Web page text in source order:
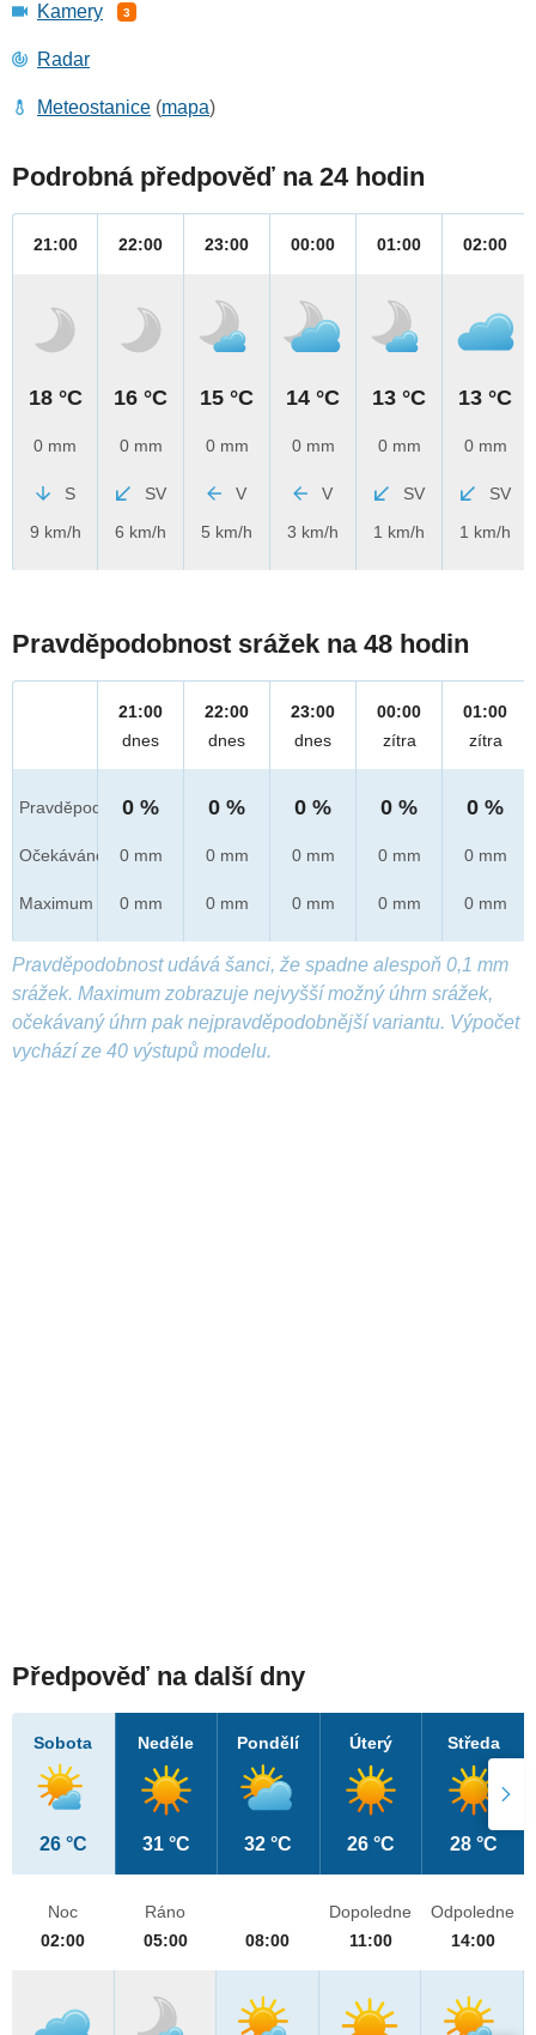
Kamery 3
Radar
Meteostanice (mapa)
Podrobná předpověď na 24 hodin
21:00
18 °C
0 mm
S
9 km/h
22:00
16 °C
0 mm
SV
6 km/h
23:00
15 °C
0 mm
V
5 km/h
00:00
14 °C
0 mm
V
3 km/h
01:00
13 °C
0 mm
SV
1 km/h
02:00
13 °C
0 mm
SV
1 km/h
Pravděpodobnost srážek na 48 hodin
Pravděpod.
Očekáváno
Maximum
21:00
dnes
0 %
0 mm
0 mm
22:00
dnes
0 %
0 mm
0 mm
23:00
dnes
0 %
0 mm
0 mm
00:00
zítra
0 %
0 mm
0 mm
01:00
zítra
0 %
0 mm
0 mm
Pravděpodobnost udává šanci, že spadne alespoň 0,1 mm
srážek. Maximum zobrazuje nejvyšší možný úhrn srážek,
očekávaný úhrn pak nejpravděpodobnější variantu. Výpočet
vychází ze 40 výstupů modelu.
Předpověď na další dny
Sobota
26 °C
Neděle
31 °C
Pondělí
32 °C
Úterý
26 °C
Středa
28 °C
Noc
02:00
Ráno
05:00
08:00
Dopoledne
11:00
Odpoledne
14:00